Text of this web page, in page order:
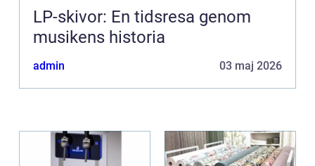
LP-skivor: En tidsresa genom
musikens historia
admin 03 maj 2026